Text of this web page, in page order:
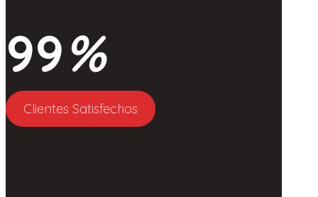
99%
Clientes Satisfechos